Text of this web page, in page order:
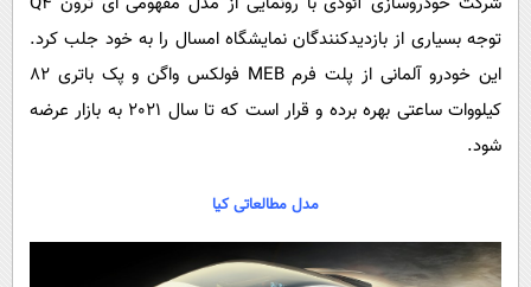
توجه بسیاری از بازدیدکنندگان نمایشگاه امسال را به خود جلب کرد.
این خودرو آلمانی از پلت فرم MEB فولکس واگن و پک باتری 82
کیلووات ساعتی بهره برده و قرار است که تا سال 2021 به بازار عرضه
شود.
مدل مطالعاتی کیا